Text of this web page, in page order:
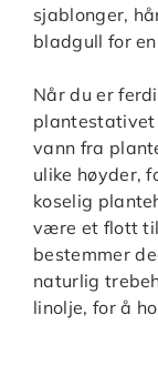
sjablonger,
bladgull for
Når du er
vann fra
ulike høyder,
koselig
være et flott
bestemmer
naturlig
linolje, for å